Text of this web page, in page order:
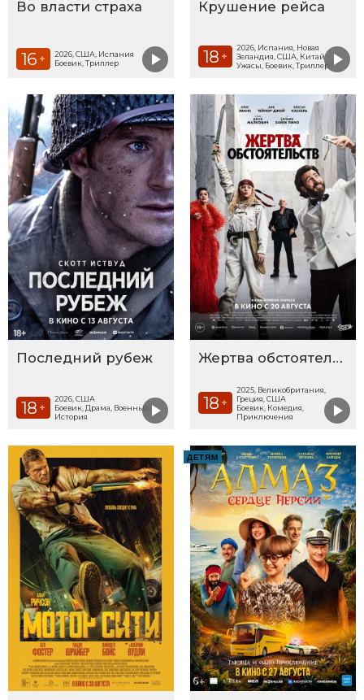
Во власти страха
16 +
2026, США, Испания
Боевик, Триллер
Крушение рейса
18 +
2026, Испания, Новая
Зеландия, США, Китай
Ужасы, Боевик, Триллер
Последний рубеж
18 +
2026, США
Боевик, Драма, Военный,
История
Жертва обстоятельств
18 +
2025, Великобритания,
Греция, США
Боевик, Комедия,
Приключения
ДЕТЯМ